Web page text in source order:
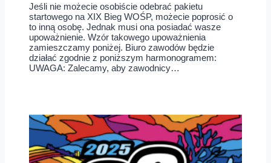
Jeśli nie możecie osobiście odebrać pakietu
startowego na XIX Bieg WOŚP, możecie poprosić o
to inną osobę. Jednak musi ona posiadać wasze
upoważnienie. Wzór takowego upoważnienia
zamieszczamy poniżej. Biuro zawodów będzie
działać zgodnie z poniższym harmonogramem:
UWAGA: Zalecamy, aby zawodnicy…